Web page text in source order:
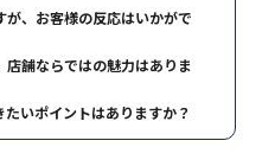
が、お客様の反応はいかがで
舗ならではの魅力はありま
いポイントはありますか？